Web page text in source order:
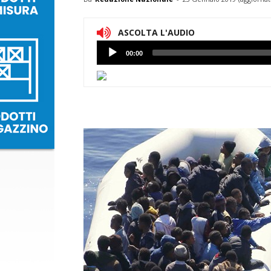
ASCOLTA L'AUDIO
Lettore
Audio
00:00